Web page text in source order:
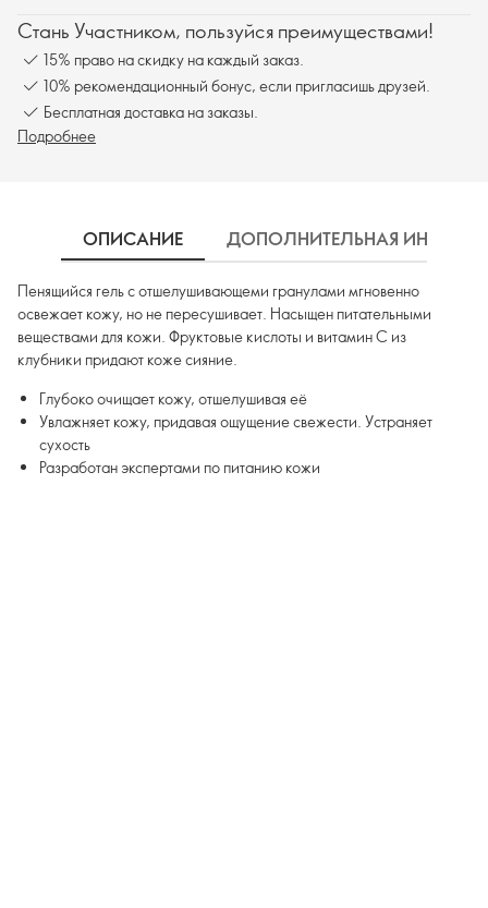
Стань Участником, пользуйся преимуществами!
15% право на скидку на каждый заказ.
10% рекомендационный бонус, если пригласишь друзей.
Бесплатная доставка на заказы.
Подробнее
ОПИСАНИЕ ДОПОЛНИТЕЛЬНАЯ
Пенящийся гель с отшелушивающеми гранулами мгновенно
освежает кожу, но не пересушивает. Насыщен питательными
веществами для кожи. Фруктовые кислоты и витамин С из
клубники придают коже сияние.
Глубоко очищает кожу, отшелушивая её
Увлажняет кожу, придавая ощущение свежести. Устраняет
сухость
Разработан экспертами по питанию кожи